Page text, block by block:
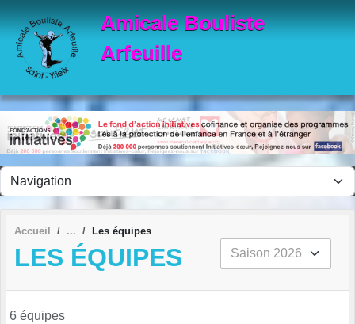
Amicale Bouliste
Arfeuille
Accueil Les équipes
LES ÉQUIPES
6 équipes